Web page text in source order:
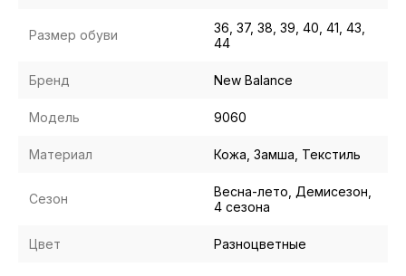
Размер обуви
36, 37, 38, 39, 40, 41, 43,
44
Бренд New Balance
Модель 9060
Материал Кожа, Замша, Текстиль
Сезон
Весна-лето, Демисезон,
4 сезона
Цвет Разноцветные